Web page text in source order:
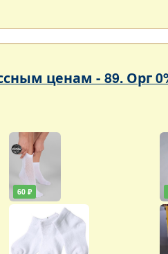
ценам - 89. Орг
60 ₽